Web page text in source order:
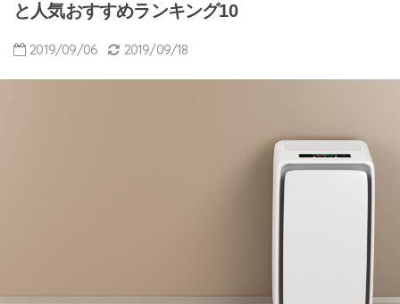
と人気おすすめランキング10
2019/09/06 2019/09/18